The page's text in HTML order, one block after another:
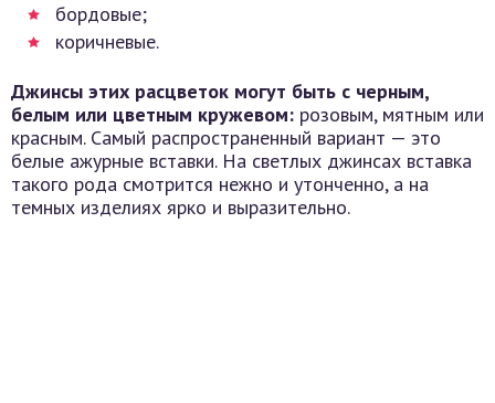
бордовые;
коричневые.
Джинсы этих расцветок могут быть с черным,
белым или цветным кружевом: розовым, мятным или
красным. Самый распространенный вариант — это
белые ажурные вставки. На светлых джинсах вставка
такого рода смотрится нежно и утонченно, а на
темных изделиях ярко и выразительно.